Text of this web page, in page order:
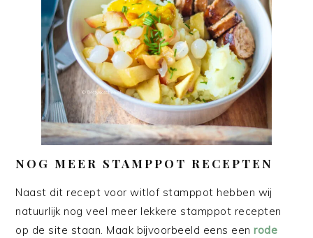
NOG MEER STAMPPOT RECEPTEN
Naast dit recept voor witlof stamppot hebben wij
natuurlijk nog veel meer lekkere stamppot recepten
op de site staan. Maak bijvoorbeeld eens eenrode